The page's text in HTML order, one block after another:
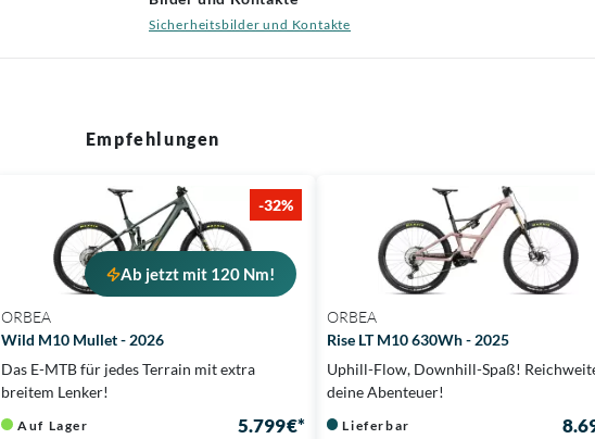
Sicherheitsbilder und Kontakte
Empfehlungen
-32%
Ab jetzt mit 120 Nm!
ORBEA
Wild M10 Mullet - 2026
Das E-MTB für jedes Terrain mit extra
breitem Lenker!
Auf Lager 5.799 €*
ORBEA
Rise LT M10 630Wh - 2025
Uphill-Flow, Downhill-Spaß!
deine Abenteuer!
Lieferbar